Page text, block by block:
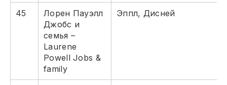
45
Лорен Пауэлл
Джобс и
семья –
Laurene
Powell Jobs &
family
Эппл, Дисней